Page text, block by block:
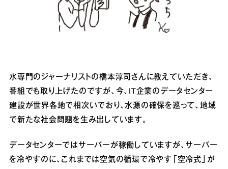
水専門のジャーナリストの橋本淳司さんに教えていただき、
番組でも取り上げたのですが、今、IT企業のデータセンター
建設が世界各地で相次いでおり、水源の確保を巡って、地域
で新たな社会問題を生み出しています。
データセンターではサーバーが稼働していますが、サーバー
を冷やすのに、これまでは空気の循環で冷やす「空冷式」が